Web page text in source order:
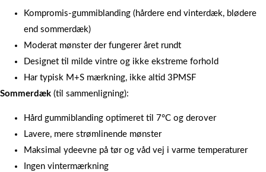
Kompromis-gummiblanding (hårdere end vinterdæk, blødere
end sommerdæk)
Moderat mønster der fungerer året rundt
Designet til milde vintre og ikke ekstreme forhold
Har typisk M+S mærkning, ikke altid 3PMSF
Sommerdæk (til sammenligning):
Hård gummiblanding optimeret til 7°C og derover
Lavere, mere strømlinende mønster
Maksimal ydeevne på tør og våd vej i varme temperaturer
Ingen vintermærkning